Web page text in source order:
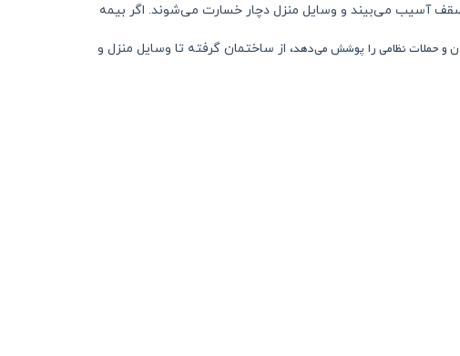
سقف آسیب می‌بیند و وسایل منزل دچار خسارت می‌شوند. اگر بیمه
و حملات نظامی را پوشش می‌دهد، از ساختمان گرفته تا وسایل منزل و